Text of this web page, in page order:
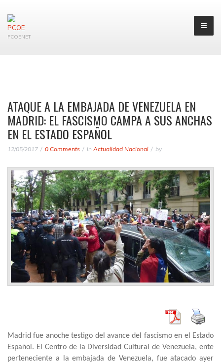
PCOENET
ATAQUE A LA EMBAJADA DE VENEZUELA EN
MADRID: EL FASCISMO CAMPA A SUS ANCHAS
EN EL ESTADO ESPAÑOL
12/05/2017 0 Comments in Actualidad Nacional by
Madrid fue anoche testigo del avance del fascismo en el Estado
Español. El Centro de la Diversidad Cultural de Venezuela, ente
perteneciente a la embajada de Venezuela, fue atacado ayer